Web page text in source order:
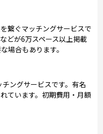
繋ぐマッチングサービスで
どが6万スペース以上掲載
場合もあります。
ングサービスです。有名
ています。初期費用・月額